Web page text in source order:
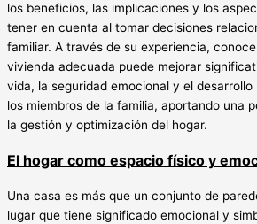
los beneficios, las implicaciones y los
tener en cuenta al tomar decisiones
familiar. A través de su experiencia,
vivienda adecuada puede mejorar
vida, la seguridad emocional y el
los miembros de la familia, aportando una
la gestión y optimización del hogar.
El hogar como espacio físico y
Una casa es más que un conjunto de
lugar que tiene significado emocional y